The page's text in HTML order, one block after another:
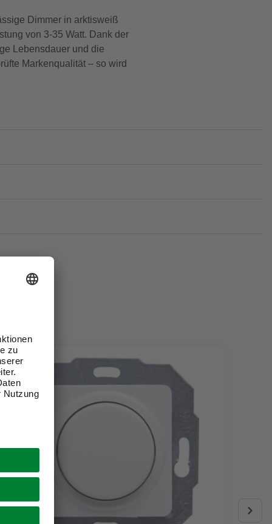
Dimmer in arktisweiß
von 3-35 Watt. Dank der
Lebensdauer und die
Markenqualität – so wird